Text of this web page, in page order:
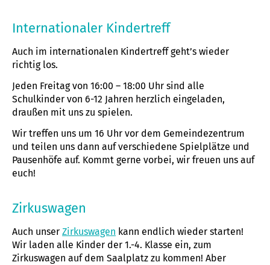
Internationaler Kindertreff
Auch im internationalen Kindertreff geht’s wieder
richtig los.
Jeden Freitag von 16:00 – 18:00 Uhr sind alle
Schulkinder von 6-12 Jahren herzlich eingeladen,
draußen mit uns zu spielen.
Wir treffen uns um 16 Uhr vor dem Gemeindezentrum
und teilen uns dann auf verschiedene Spielplätze und
Pausenhöfe auf. Kommt gerne vorbei, wir freuen uns auf
euch!
Zirkuswagen
Auch unser Zirkuswagen kann endlich wieder starten!
Wir laden alle Kinder der 1.-4. Klasse ein, zum
Zirkuswagen auf dem Saalplatz zu kommen! Aber